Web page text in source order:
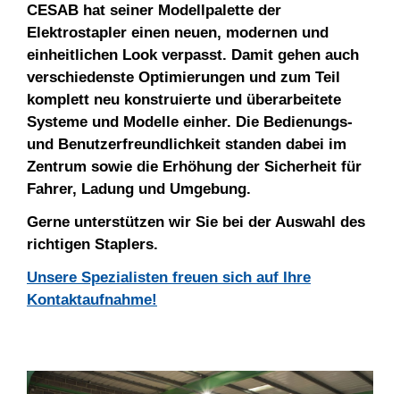
CESAB hat seiner Modellpalette der
Elektrostapler einen neuen, modernen und
einheitlichen Look verpasst. Damit gehen auch
verschiedenste Optimierungen und zum Teil
komplett neu konstruierte und überarbeitete
Systeme und Modelle einher. Die Bedienungs-
und Benutzerfreundlichkeit standen dabei im
Zentrum sowie die Erhöhung der Sicherheit für
Fahrer, Ladung und Umgebung.
Gerne unterstützen wir Sie bei der Auswahl des
richtigen Staplers.
Unsere Spezialisten freuen sich auf Ihre
Kontaktaufnahme!